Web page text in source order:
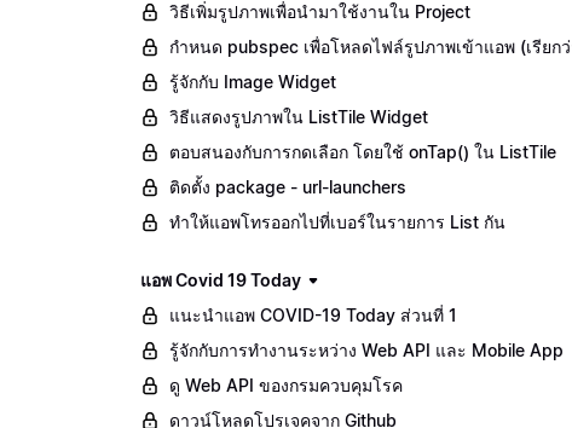
วิธีเพิ่มรูปภาพเพื่อนำมาใช้งานใน Project
กำหนด pubspec เพื่อโหลดไฟล์รูปภาพเข้าแอพ (เรียก
รู้จักกับ Image Widget
วิธีแสดงรูปภาพใน ListTile Widget
ตอบสนองกับการกดเลือก โดยใช้ onTap() ใน ListTile
ติดตั้ง package - url-launchers
ทำให้แอพโทรออกไปที่เบอร์ในรายการ List กัน
แอพ Covid 19 Today
แนะนำแอพ COVID-19 Today ส่วนที่ 1
รู้จักกับการทำงานระหว่าง Web API และ Mobile App
ดู Web API ของกรมควบคุมโรค
ดาวน์โหลดโปรเจคจาก Github